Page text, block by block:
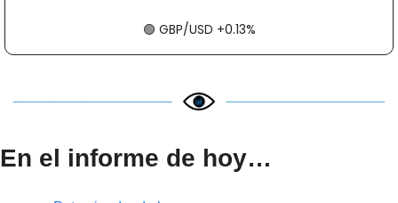
🟢 ​​​​ GBP/USD +0.13%
En el informe de hoy…